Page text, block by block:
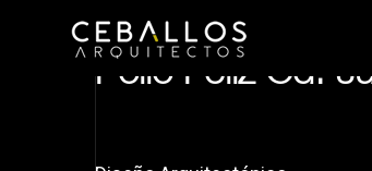
Pollo Feliz Cd.